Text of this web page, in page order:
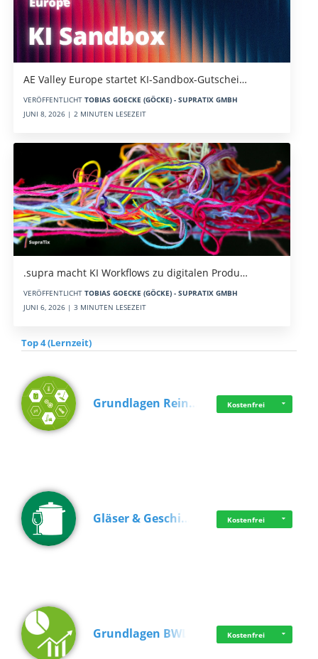
AE Valley Europe startet KI-Sandbox-Gutschei…
VERÖFFENTLICHT TOBIAS GOECKE (GÖCKE) - SUPRATIX GMBH
JUNI 8, 2026 | 2 MINUTEN LESEZEIT
.supra macht KI Workflows zu digitalen Produ…
VERÖFFENTLICHT TOBIAS GOECKE (GÖCKE) - SUPRATIX GMBH
JUNI 6, 2026 | 3 MINUTEN LESEZEIT
Top 4 (Lernzeit)
Grundlagen Rein… Kostenfrei
Gläser & Geschi… Kostenfrei
Grundlagen BWL Kostenfrei